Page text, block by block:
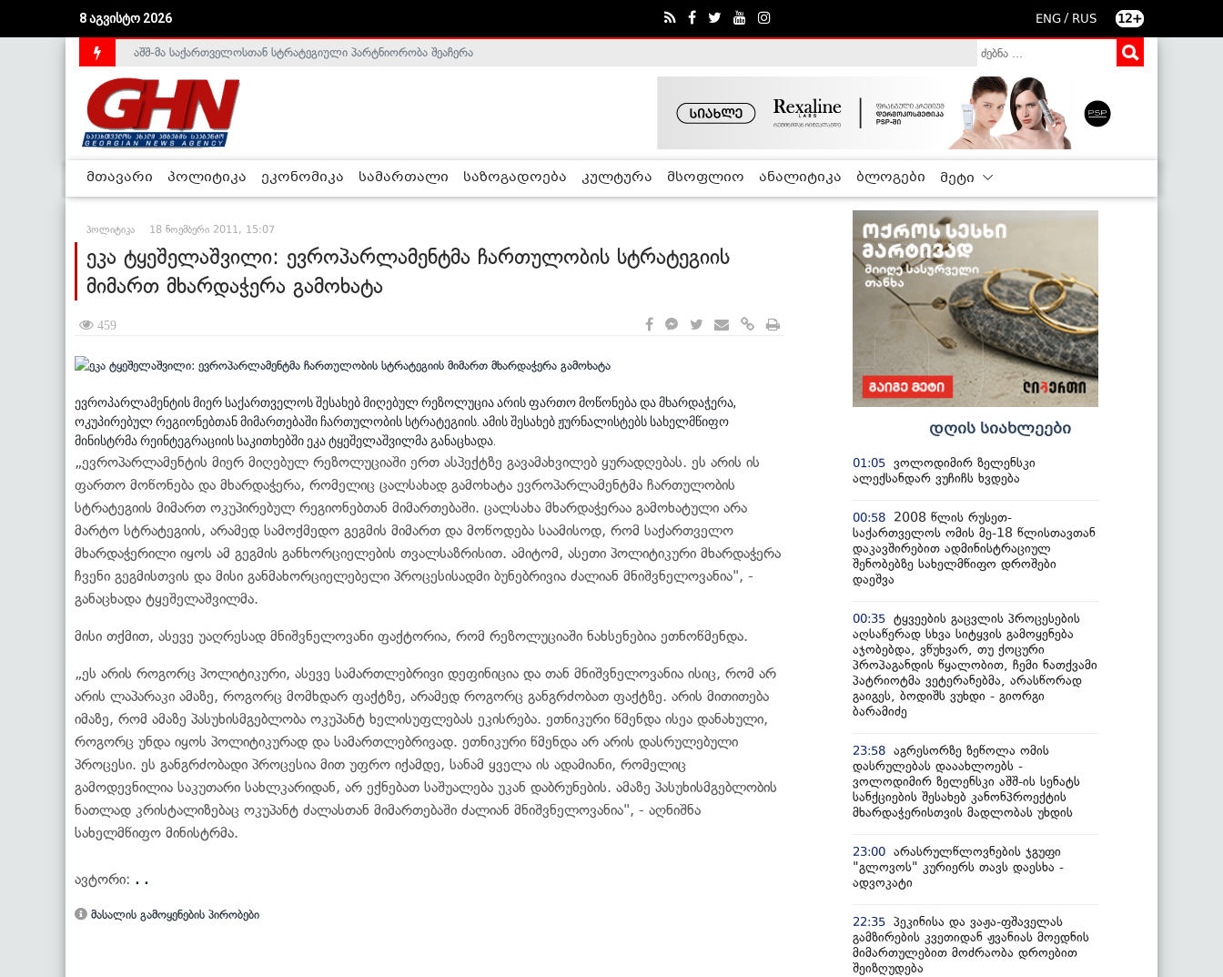
8 აგვისტო 2026 ENG / RUS 12+
აშშ-მა საქართველოსთან სტრატეგიული პარტნიორობა შეაჩერა
მთავარი პოლიტიკა ეკონომიკა სამართალი საზოგადოება კულტურა მსოფლიო ანალიტიკა ბლოგები მეტი
პოლიტიკა 18 ნოემბერი 2011, 15:07
ეკა ტყეშელაშვილი: ევროპარლამენტმა ჩართულობის სტრატეგიის
მიმართ მხარდაჭერა გამოხატა
459
ევროპარლამენტის მიერ საქართველოს შესახებ მიღებულ რეზოლუცია არის ფართო მოწონება და მხარდაჭერა,
ოკუპირებულ რეგიონებთან მიმართებაში ჩართულობის სტრატეგიის. ამის შესახებ ჟურნალისტებს სახელმწიფო
მინისტრმა რეინტეგრაციის საკითხებში ეკა ტყეშელაშვილმა განაცხადა.
„ევროპარლამენტის მიერ მიღებულ რეზოლუციაში ერთ ასპექტზე გავამახვილებ ყურადღებას. ეს არის ის
ფართო მოწონება და მხარდაჭერა, რომელიც ცალსახად გამოხატა ევროპარლამენტმა ჩართულობის
სტრატეგიის მიმართ ოკუპირებულ რეგიონებთან მიმართებაში. ცალსახა მხარდაჭერაა გამოხატული არა
მარტო სტრატეგიის, არამედ სამოქმედო გეგმის მიმართ და მოწოდება საამისოდ, რომ საქართველო
მხარდაჭერილი იყოს ამ გეგმის განხორციელების თვალსაზრისით. ამიტომ, ასეთი პოლიტიკური მხარდაჭერა
ჩვენი გეგმისთვის და მისი განმახორციელებელი პროცესისადმი ბუნებრივია ძალიან მნიშვნელოვანია", -
განაცხადა ტყეშელაშვილმა.
მისი თქმით, ასევე უაღრესად მნიშვნელოვანი ფაქტორია, რომ რეზოლუციაში ნახსენებია ეთნოწმენდა.
„ეს არის როგორც პოლიტიკური, ასევე სამართლებრივი დეფინიცია და თან მნიშვნელოვანია ისიც, რომ არ
არის ლაპარაკი ამაზე, როგორც მომხდარ ფაქტზე, არამედ როგორც განგრძობათ ფაქტზე. არის მითითება
იმაზე, რომ ამაზე პასუხისმგებლობა ოკუპანტ ხელისუფლებას ეკისრება. ეთნიკური წმენდა ისეა დანახული,
როგორც უნდა იყოს პოლიტიკურად და სამართლებრივად. ეთნიკური წმენდა არ არის დასრულებული
პროცესი. ეს განგრძობადი პროცესია მით უფრო იქამდე, სანამ ყველა ის ადამიანი, რომელიც
გამოდევნილია საკუთარი სახლკარიდან, არ ექნებათ საშუალება უკან დაბრუნების. ამაზე პასუხისმგებლობის
ნათლად კრისტალიზებაც ოკუპანტ ძალასთან მიმართებაში ძალიან მნიშვნელოვანია", - აღნიშნა
სახელმწიფო მინისტრმა.
ავტორი: . .
მასალის გამოყენების პირობები
დღის სიახლეები
01:05 ვოლოდიმირ ზელენსკი
ალექსანდარ ვუჩიჩს ხვდება
00:58
2008 წლის რუსეთ-
საქართველოს ომის მე-18 წლისთავთან
დაკავშირებით ადმინისტრაციულ
შენობებზე სახელმწიფო დროშები
დაეშვა
00:35 ტყვეების გაცვლის პროცესების
აღსაწერად სხვა სიტყვის გამოყენება
აჯობებდა, ვწუხვარ, თუ ქოცური
პროპაგანდის წყალობით, ჩემი ნათქვამი
პატრიოტმა ვეტერანებმა, არასწორად
გაიგეს, ბოდიშს ვუხდი - გიორგი
ბარამიძე
23:58 აგრესორზე ზეწოლა ომის
დასრულებას დააახლოებს -
ვოლოდიმირ ზელენსკი აშშ-ის სენატს
სანქციების შესახებ კანონპროექტის
მხარდაჭერისთვის მადლობას უხდის
23:00 არასრულწლოვნების ჯგუფი
"გლოვოს" კურიერს თავს დაესხა -
ადვოკატი
22:35 პეკინისა და ვაჟა-ფშაველას
გამზირების კვეთიდან ჟვანიას მოედნის
მიმართულებით მოძრაობა დროებით
შეიზღუდება